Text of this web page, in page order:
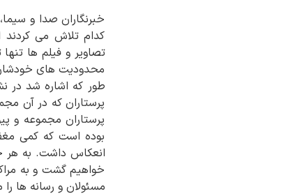
خبرنگاران صدا و
کدام تلاش می کردند
تصاویر و فیلم ها
محدودیت های
طور که اشاره شد در
پرستاران که در آن
پرستاران مجموعه و
بوده است که کمی
انعکاس داشت. به هر
خواهیم گشت و به
مسئولان و رسانه ها